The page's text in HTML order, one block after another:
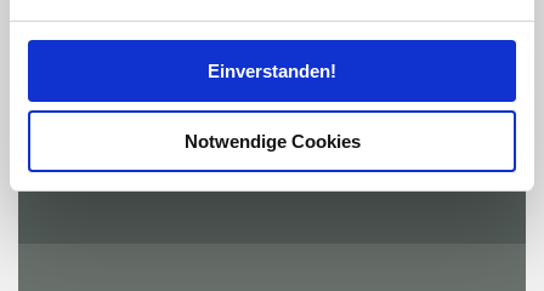
Abschnitt Einzelheitenfest.
Wir verwenden Cookies, um Inhalte und Anzeigen zu
zu können und die Zugriffe auf unsere Website zu
Einverstanden!
Notwendige Cookies